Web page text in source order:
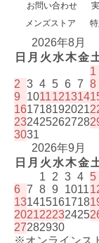
お問い合わせ
メンズストア
2026年8月
日 月 火 水木金
1
2 3 4 5 6 7 8
9
1011121314
161718192021
232425262728
3031
2026年9月
日 月 火 水木金
1
2 3 4 5
6 7 8 9 1011
131415161718
202122232425
27282930